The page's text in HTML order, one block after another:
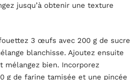
jusqu’à obtenir une texture
3 œufs avec 200 g de sucre
blanchisse. Ajoutez ensuite
mélangez bien. Incorporez
g de farine tamisée et une pincée